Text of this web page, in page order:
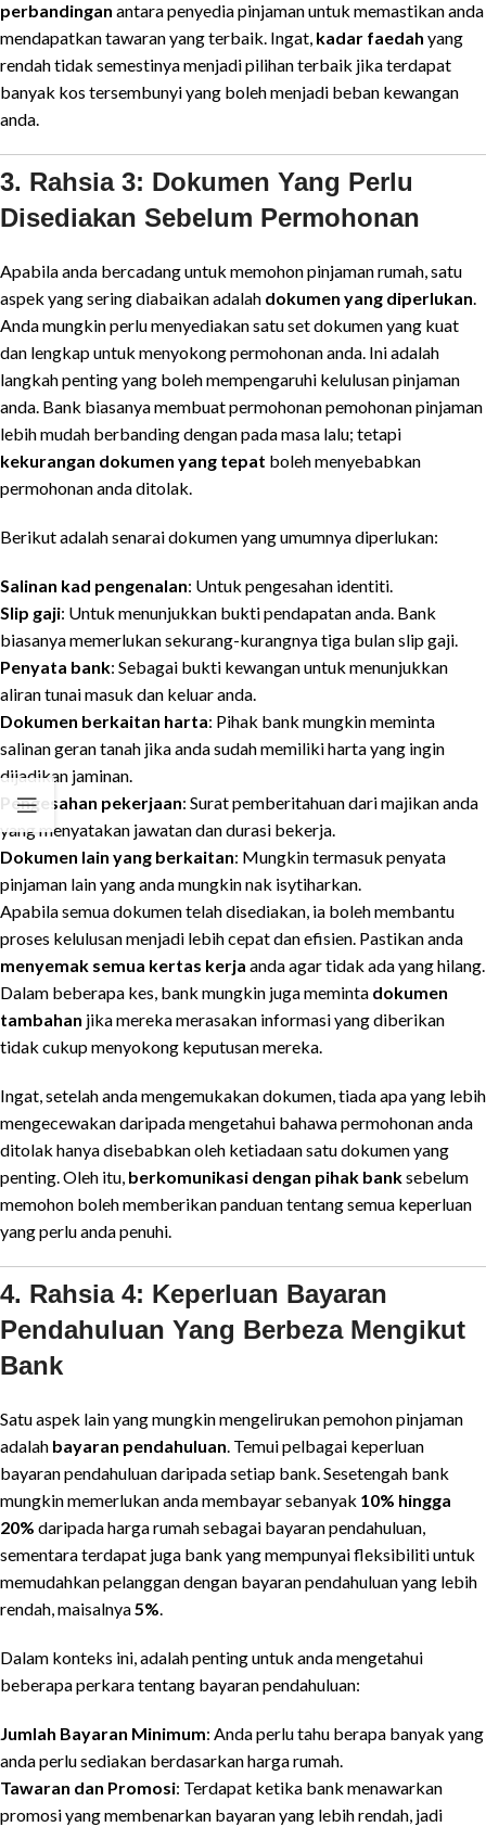
perbandingan antara penyedia pinjaman untuk memastikan anda
mendapatkan tawaran yang terbaik. Ingat, kadar faedah yang
rendah tidak semestinya menjadi pilihan terbaik jika terdapat
banyak kos tersembunyi yang boleh menjadi beban kewangan
anda.
3. Rahsia 3: Dokumen Yang Perlu
Disediakan Sebelum Permohonan
Apabila anda bercadang untuk memohon pinjaman rumah, satu
aspek yang sering diabaikan adalah dokumen yang diperlukan
Anda mungkin perlu menyediakan satu set dokumen yang kuat
dan lengkap untuk menyokong permohonan anda. Ini adalah
langkah penting yang boleh mempengaruhi kelulusan pinjaman
anda. Bank biasanya membuat permohonan pemohonan pinjaman
lebih mudah berbanding dengan pada masa lalu; tetapi
kekurangan dokumen yang tepat boleh menyebabkan
permohonan anda ditolak.
Berikut adalah senarai dokumen yang umumnya diperlukan:
Salinan kad pengenalan: Untuk pengesahan identiti.
Slip gaji: Untuk menunjukkan bukti pendapatan anda. Bank
biasanya memerlukan sekurang-kurangnya tiga bulan slip gaji.
Penyata bank: Sebagai bukti kewangan untuk menunjukkan
aliran tunai masuk dan keluar anda.
Dokumen berkaitan harta: Pihak bank mungkin meminta
salinan geran tanah jika anda sudah memiliki harta yang ingin
dijadikan jaminan.
Pengesahan pekerjaan: Surat pemberitahuan dari majikan anda
yang menyatakan jawatan dan durasi bekerja.
Dokumen lain yang berkaitan: Mungkin termasuk penyata
pinjaman lain yang anda mungkin nak isytiharkan.
Apabila semua dokumen telah disediakan, ia boleh membantu
proses kelulusan menjadi lebih cepat dan efisien. Pastikan anda
menyemak semua kertas kerja anda agar tidak ada yang hilang.
Dalam beberapa kes, bank mungkin juga meminta dokumen
tambahan jika mereka merasakan informasi yang diberikan
tidak cukup menyokong keputusan mereka.
Ingat, setelah anda mengemukakan dokumen, tiada apa yang lebih
mengecewakan daripada mengetahui bahawa permohonan anda
ditolak hanya disebabkan oleh ketiadaan satu dokumen yang
penting. Oleh itu, berkomunikasi dengan pihak banksebelum
memohon boleh memberikan panduan tentang semua keperluan
yang perlu anda penuhi.
4. Rahsia 4: Keperluan Bayaran
Pendahuluan Yang Berbeza Mengikut
Bank
Satu aspek lain yang mungkin mengelirukan pemohon pinjaman
adalah bayaran pendahuluan . Temui pelbagai keperluan
bayaran pendahuluan daripada setiap bank. Sesetengah bank
mungkin memerlukan anda membayar sebanyak 10% hingga
20% daripada harga rumah sebagai bayaran pendahuluan,
sementara terdapat juga bank yang mempunyai fleksibiliti untuk
memudahkan pelanggan dengan bayaran pendahuluan yang lebih
rendah, maisalnya 5%
Dalam konteks ini, adalah penting untuk anda mengetahui
beberapa perkara tentang bayaran pendahuluan:
Jumlah Bayaran Minimum: Anda perlu tahu berapa banyak yang
anda perlu sediakan berdasarkan harga rumah.
Tawaran dan Promosi: Terdapat ketika bank menawarkan
promosi yang membenarkan bayaran yang lebih rendah, jadi